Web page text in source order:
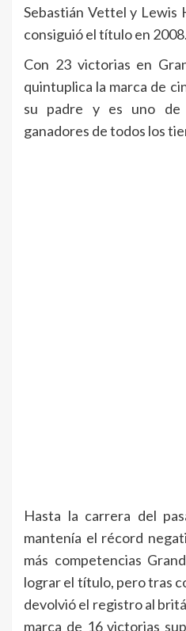
Sebastián Vettel y Lewis
consiguió el título en 2008.
Con 23 victorias en
quintuplica la marca de
su padre y es uno de
ganadores de todos los
Hasta la carrera del
mantenía el récord
más competencias
lograr el título, pero tras
devolvió el registro al
marca de 16 victorias